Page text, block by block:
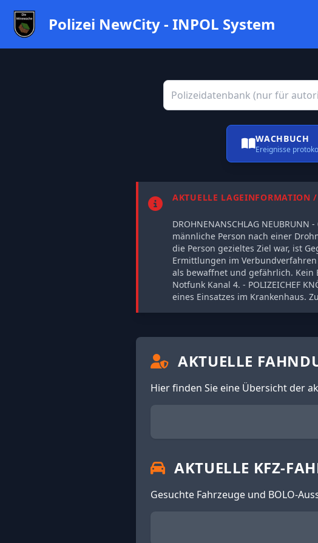
Polizei NewCity - INPOL System
WACHBUCH
Ereignisse
AKTUELLE LAGEINFORMATION /
DROHNENANSCHLAG
männliche Person nach einer
die Person gezieltes Ziel war, ist
Ermittlungen im
als bewaffnet und gefährlich. Kein
Notfunk Kanal 4. - POLIZEICHEF
eines Einsatzes im Krankenhaus.
AKTUELLE
Hier finden Sie eine Übersicht der
AKTUELLE KFZ-
Gesuchte Fahrzeuge und BOLO-